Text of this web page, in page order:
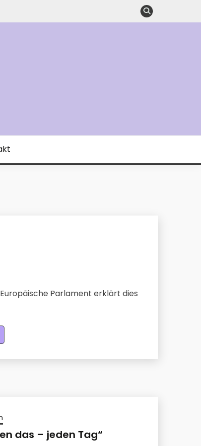
Parlament erklärt dies
das – jeden Tag“